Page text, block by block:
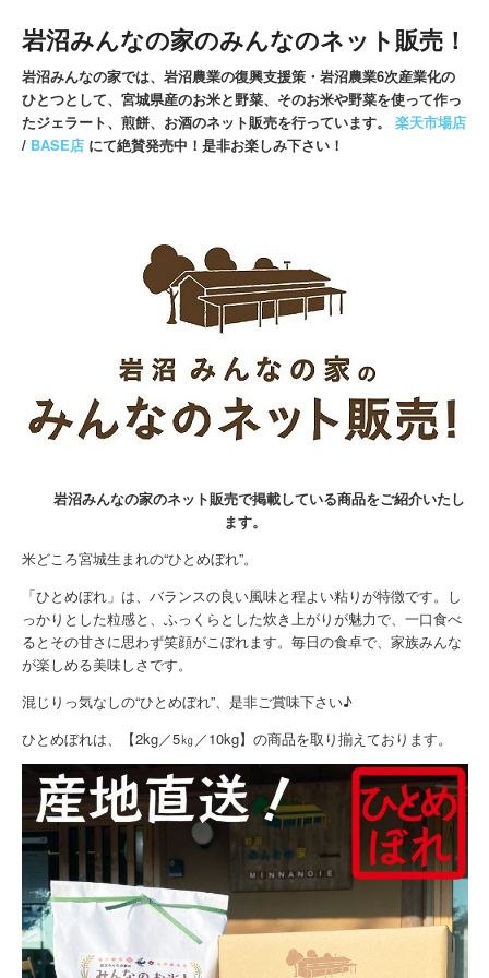
岩沼みんなの家のみんなのネット販売！
岩沼みんなの家では、岩沼農業の復興支援策・岩沼農業6次産業化の
ひとつとして、宮城県産のお米と野菜、そのお米や野菜を使って作っ
たジェラート、煎餅、お酒のネット販売を行っています。 楽天市場店
/ BASE店 にて絶賛発売中！是非お楽しみ下さい！
岩沼みんなの家のネット販売で掲載している商品をご紹介いたし
ます。
米どころ宮城生まれの“ひとめぼれ”。
「ひとめぼれ」は、バランスの良い風味と程よい粘りが特徴です。し
っかりとした粒感と、ふっくらとした炊き上がりが魅力で、一口食べ
るとその甘さに思わず笑顔がこぼれます。毎日の食卓で、家族みんな
が楽しめる美味しさです。
混じりっ気なしの“ひとめぼれ”、是非ご賞味下さい♪
ひとめぼれは、【2kg／5㎏／10kg】の商品を取り揃えております。